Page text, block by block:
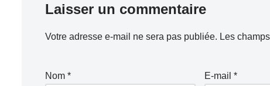
Laisser un commentaire
Votre adresse e-mail ne sera pas publiée. Les
Nom * E-mail *